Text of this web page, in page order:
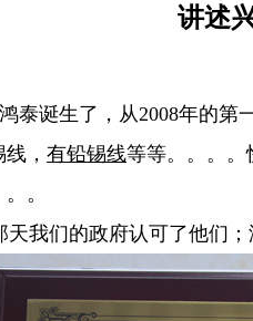
讲述
泰诞生了，从2008年的第
， 有铅锡线等等。。。。
。
天我们的政府认可了他们